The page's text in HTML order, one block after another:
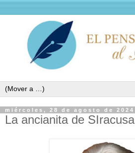
miércoles, 28 de agosto de 2024
La ancianita de SIracusa